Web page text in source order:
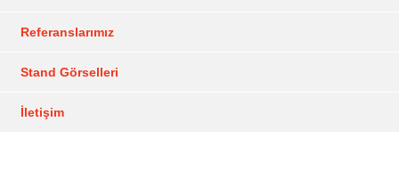
Referanslarımız
Stand Görselleri
İletişim